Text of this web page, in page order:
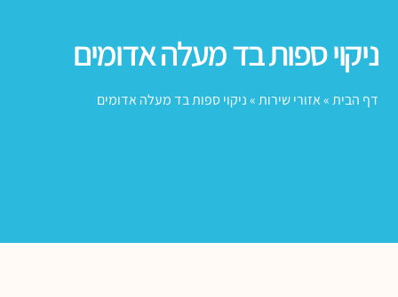
ניקוי ספות בד מעלה אדומים
דף הבית»אזורי שירות»ניקוי ספות בד מעלה אדומים